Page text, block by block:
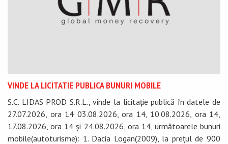
VINDE LA LICITATIE PUBLICA BUNURI MOBILE
S.C. LIDAS PROD S.R.L., vinde la licitație publică în datele de
27.07.2026, ora 14 03.08.2026, ora 14, 10.08.2026, ora 14,
17.08.2026, ora 14 și 24.08.2026, ora 14, următoarele bunuri
mobile(autoturisme): 1. Dacia Logan(2009), la prețul de 900